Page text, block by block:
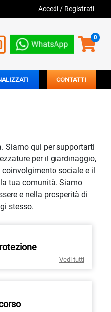
Accedi / Registrati
0
PERSONALIZZATI CONTATTI
Siamo qui per supportarti
per il giardinaggio,
sociale e il
tua comunità. Siamo
e nella prosperità di
stesso.
Vedi tutti